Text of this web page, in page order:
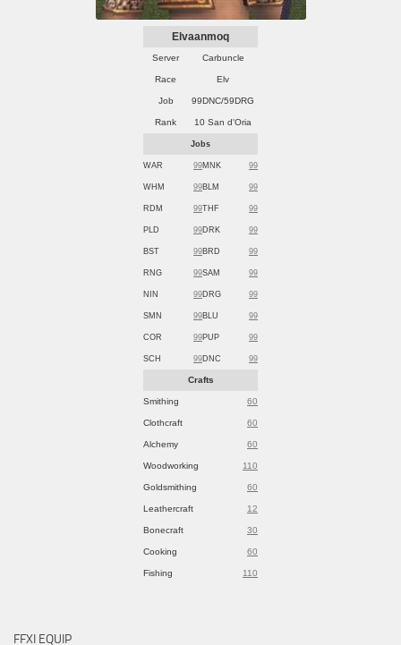
Elvaanmoq
Server Carbuncle
Race Elv
Job 99DNC/59DRG
Rank 10 San d'Oria
Jobs
WAR 99MNK 99
WHM 99BLM 99
RDM 99THF 99
PLD 99DRK 99
BST 99BRD 99
RNG 99SAM 99
NIN 99DRG 99
SMN 99BLU 99
COR 99PUP 99
SCH 99DNC 99
Crafts
Smithing 60
Clothcraft 60
Alchemy 60
Woodworking 110
Goldsmithing 60
Leathercraft 12
Bonecraft 30
Cooking 60
Fishing 110
FFXI EQUIP